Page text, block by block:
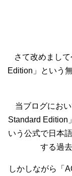
さて改めまし
Edition」という
当ブログにお
Standard Edition
いう公式で日本
する過
しかしながら「